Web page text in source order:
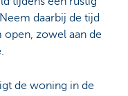
daarbij de tijd
zowel aan de
de woning in de